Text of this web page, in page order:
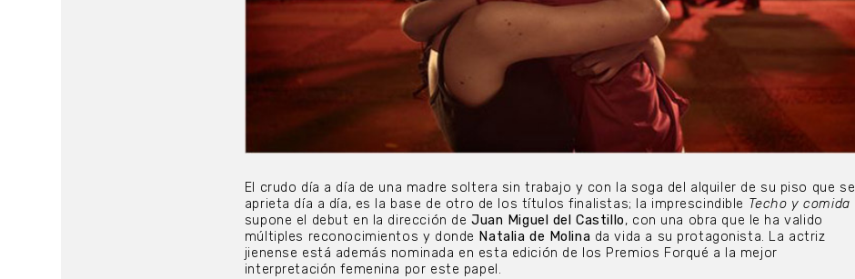
El crudo día a día de una madre soltera sin trabajo y con la soga del alquiler de su piso que se
aprieta día a día, es la base de otro de los títulos finalistas; la imprescindible Techo y comida
supone el debut en la dirección de Juan Miguel del Castillo, con una obra que le ha valido
múltiples reconocimientos y donde Natalia de Molina da vida a su protagonista. La actriz
jienense está además nominada en esta edición de los Premios Forqué a la mejor
interpretación femenina por este papel.